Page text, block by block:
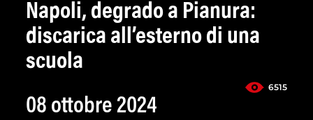
Napoli, degrado a Pianura:
discarica all’esterno di una
scuola
6515
08 ottobre 2024